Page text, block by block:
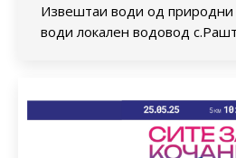
Извештаи води од
води локален водовод